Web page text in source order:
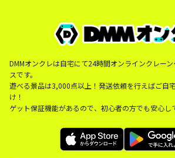
DMMオンクレは自宅にて24時間オンラインクレー
スです。
遊べる景品は3,000点以上！発送依頼を行えばご自
け！
ゲット保証機能があるので、初心者の方でも安心し